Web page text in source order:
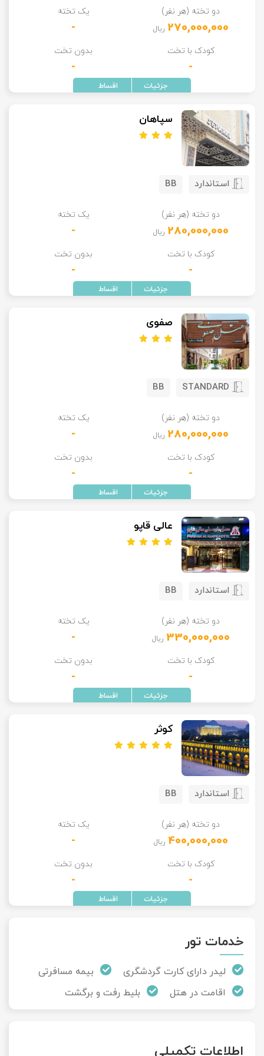
دو تخته (هر نفر)
270,000,000 ریال
یک تخته
-
کودک با تخت
-
بدون تخت
-
سپاهان
استاندارد BB
دو تخته (هر نفر)
280,000,000 ریال
یک تخته
-
کودک با تخت
-
بدون تخت
-
صفوی
STANDARD
BB
دو تخته (هر نفر)
280,000,000 ریال
یک تخته
-
کودک با تخت
-
بدون تخت
-
عالی قاپو
استاندارد BB
دو تخته (هر نفر)
330,000,000 ریال
یک تخته
-
کودک با تخت
-
بدون تخت
-
کوثر
استاندارد BB
دو تخته (هر نفر)
400,000,000 ریال
یک تخته
-
کودک با تخت
-
بدون تخت
-
خدمات تور
لیدر دارای کارت گردشگری
بیمه مسافرتی
اقامت در هتل
بلیط رفت و برگشت
اطلاعات تکمیلی
تور کاشان
تور اصفهان
تور ترکمن صحرا